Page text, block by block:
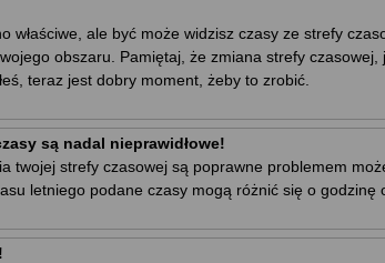
właściwe, ale być może widzisz czasy ze strefy
obszaru. Pamiętaj, że zmiana strefy
teraz jest dobry moment, żeby to zrobić.
są nadal nieprawidłowe!
twojej strefy czasowej są poprawne problemem
letniego podane czasy mogą różnić się o godzinę